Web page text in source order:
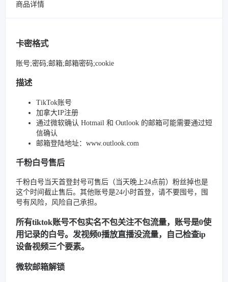
商品详情
卡密格式
账号;密码;邮箱;邮箱密码;cookie
描述
TikTok账号
加拿大IP注册
通过微软确认 Hotmail 和 Outlook 的邮箱可能需要通过短
信确认
邮箱登陆地址：www.outlook.com
千粉白号售后
千粉白号当天首登封号可售后（当天晚上24点前）粉丝掉也是
这个时间截止售后。其他账号是24小时首登，请不要囤号，囤
号有风险，风险自己承担。
所有tiktok账号不包实名不包关注不包流量，账号是0使
用记录的白号。发视频0播放直播没流量，自己检查ip
设备视频三个要素。
微软邮箱解锁